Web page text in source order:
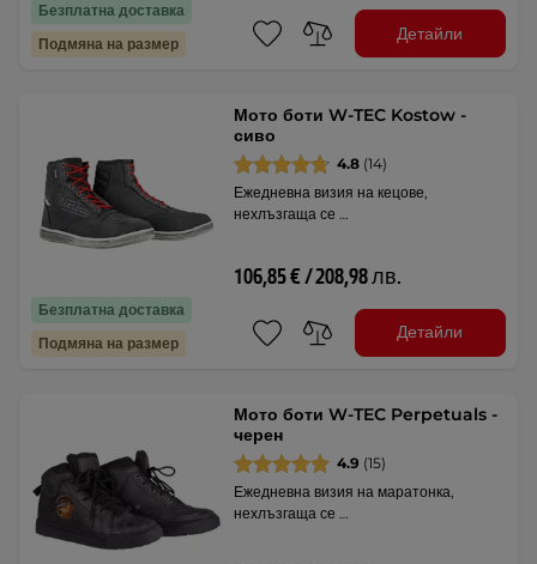
Безплатна доставка
Подмяна на размер
Детайли
Безплатна доставка
Подмяна на размер
Мото боти W-TEC Kostow -
сиво
4.8 (14)
Ежедневна визия на кецове,
нехлъзгаща се …
106,85 € / 208,98 лв.
Детайли
Мото боти W-TEC Perpetuals -
черен
4.9 (15)
Ежедневна визия на маратонка,
нехлъзгаща се …